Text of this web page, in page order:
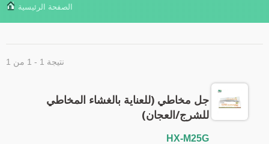
الصفحة الرئيسية
نتيجة 1 - 1 من 1
جل مخاطي (للعناية بالغشاء المخاطي
للشرج/العجان)
HX-M25G